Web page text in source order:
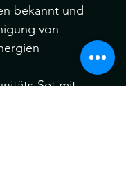
bekannt und
von
Set mit